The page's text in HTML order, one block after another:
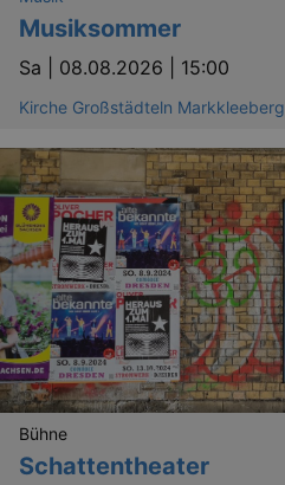
Musiksommer
Sa | 08.08.2026 | 15:00
Kirche Großstädteln Markkleeberg
Bühne
Schattentheater